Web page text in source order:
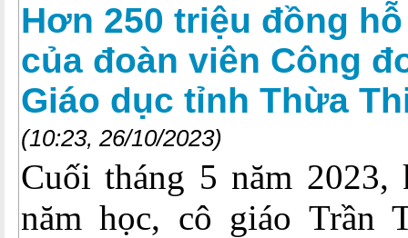
Hơn 250 triệu đồng
của đoàn viên Công
Giáo dục tỉnh Thừa
(10:23, 26/10/2023)
Cuối tháng 5 năm
năm học, cô giáo Trần